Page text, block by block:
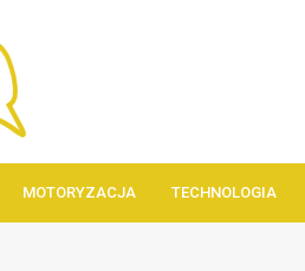
MOTORYZACJA TECHNOLOGIA